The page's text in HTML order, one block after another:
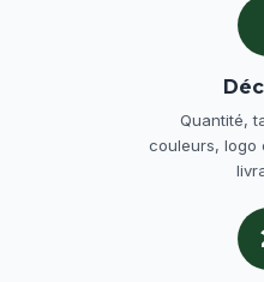
Quantité,
couleurs, logo